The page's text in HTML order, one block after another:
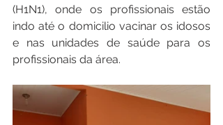
(H1N1), onde os profissionais estão
indo até o domicilio vacinar os idosos
e nas unidades de saúde para os
profissionais da área.